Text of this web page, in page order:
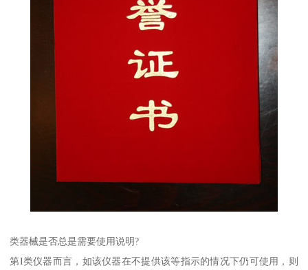
类器械是否总是需要使用说明?
第I类仪器而言，如该仪器在不提供该等指示的情况下仍可使用，则